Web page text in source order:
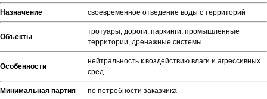
Назначение своевременное отведение воды с территорий
Объекты
тротуары, дороги, паркинги, промышленные
территории, дренажные системы
Особенности
нейтральность к воздействию влаги и агрессивных
сред
Минимальная партия по потребности заказчика